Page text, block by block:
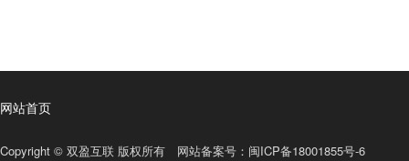
网站首页
Copyright © 双盈互联 版权所有 网站备案号： 闽ICP备18001855号-6